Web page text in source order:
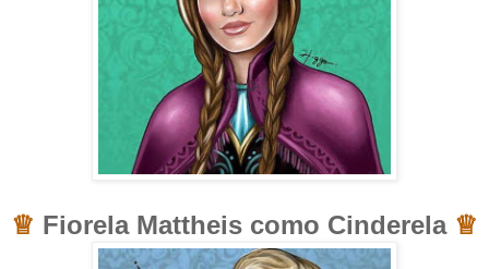
♕ Fiorela Mattheis como Cinderela ♕